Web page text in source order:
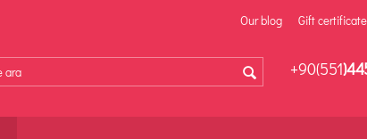
Our blog Gift
+90(551